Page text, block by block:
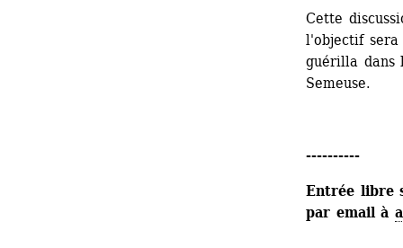
Cette
l'objectif sera
guérilla dans
Semeuse.
----------
Entrée libre
par email à